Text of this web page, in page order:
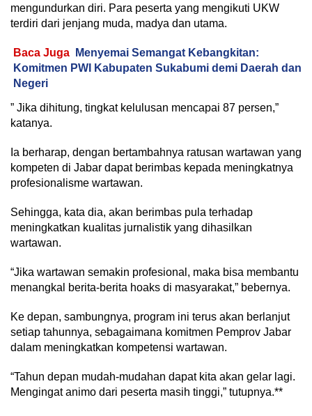
mengundurkan diri. Para peserta yang mengikuti UKW
terdiri dari jenjang muda, madya dan utama.
Baca Juga
Menyemai Semangat Kebangkitan:
Komitmen PWI Kabupaten Sukabumi demi Daerah dan
Negeri
” Jika dihitung, tingkat kelulusan mencapai 87 persen,”
katanya.
Ia berharap, dengan bertambahnya ratusan wartawan yang
kompeten di Jabar dapat berimbas kepada meningkatnya
profesionalisme wartawan.
Sehingga, kata dia, akan berimbas pula terhadap
meningkatkan kualitas jurnalistik yang dihasilkan
wartawan.
“Jika wartawan semakin profesional, maka bisa membantu
menangkal berita-berita hoaks di masyarakat,” bebernya.
Ke depan, sambungnya, program ini terus akan berlanjut
setiap tahunnya, sebagaimana komitmen Pemprov Jabar
dalam meningkatkan kompetensi wartawan.
“Tahun depan mudah-mudahan dapat kita akan gelar lagi.
Mengingat animo dari peserta masih tinggi,” tutupnya.**